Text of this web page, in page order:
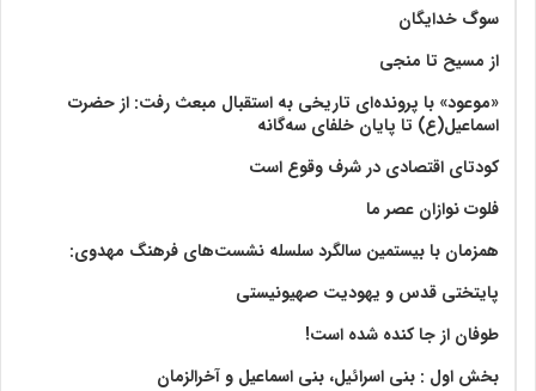
سوگ خدایگان
از مسیح تا منجی
«موعود» با پرونده‌ای تاریخی به استقبال مبعث رفت: از حضرت
اسماعیل(ع) تا پایان خلفای سه‌گانه
کودتای اقتصادی در شرف وقوع است
فلوت نوازان عصر ما
همزمان با بیستمین سالگرد سلسله نشست‌های فرهنگ مهدوی:‌
پایتختی قدس و یهودیت صهیونیستی
طوفان از جا کنده شده است!
بخش اول : بنی اسرائیل، بنی اسماعیل و آخرالزمان